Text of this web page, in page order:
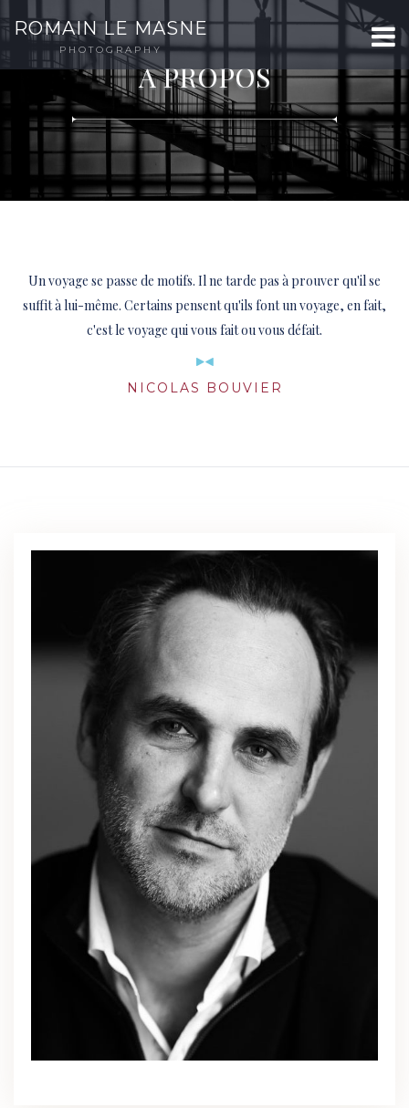
ROMAIN LE MASNE
PHOTOGRAPHY
A PROPOS
Un voyage se passe de motifs. Il ne tarde pas à prouver qu'il se
suffit à lui-même. Certains pensent qu'ils font un voyage, en fait,
c'est le voyage qui vous fait ou vous défait.
NICOLAS BOUVIER